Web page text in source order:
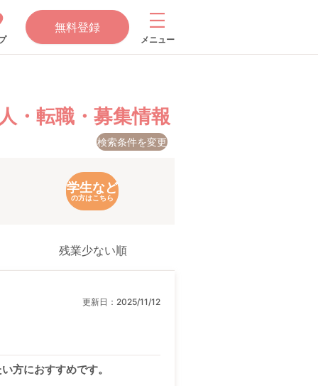
無料登録
メニュー
・転職・募集情報
検索条件を変更
学生など
の方はこちら
残業少ない順
更新日： 2025/11/12
方におすすめです。